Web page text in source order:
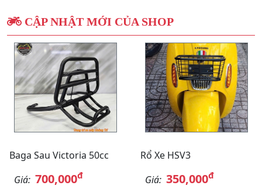
CẬP NHẬT MỚI CỦA SHOP
Baga Sau Victoria 50cc
Giá: 700,000đ
Rổ Xe HSV3
Giá: 350,000đ